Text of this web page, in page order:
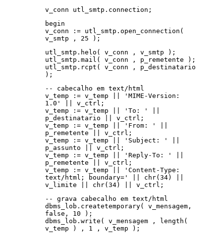
v_conn utl_smtp.connection;
begin
v_conn := utl_smtp.open_connection(
v_smtp , 25 );
utl_smtp.helo( v_conn , v_smtp );
utl_smtp.mail( v_conn , p_remetente );
utl_smtp.rcpt( v_conn , p_destinatario
);
-- cabecalho em text/html
v_temp := v_temp || 'MIME-Version:
1.0' || v_ctrl;
v_temp := v_temp || 'To: ' ||
p_destinatario || v_ctrl;
v_temp := v_temp || 'From: ' ||
p_remetente || v_ctrl;
v_temp := v_temp || 'Subject: ' ||
p_assunto || v_ctrl;
v_temp := v_temp || 'Reply-To: ' ||
p_remetente || v_ctrl;
v_temp := v_temp || 'Content-Type:
text/html; boundary=' || chr(34) ||
v_limite || chr(34) || v_ctrl;
-- grava cabecalho em text/html
dbms_lob.createtemporary( v_mensagem,
false, 10 );
dbms_lob.write( v_mensagem , length(
v_temp ) , 1 , v_temp );